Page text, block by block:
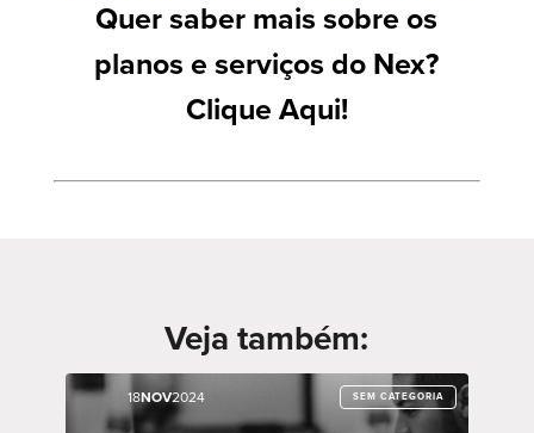
Quer saber mais sobre os
planos e serviços do Nex?
Clique Aqui!
Veja também:
18NOV2024 SEM CATEGORIA
18NOV2024 SEM CATEGORIA